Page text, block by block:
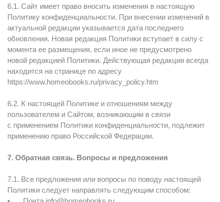
6.1. Сайт имеет право вносить изменения в настоящую
Политику конфиденциальности. При внесении изменений в
актуальной редакции указывается дата последнего
обновления. Новая редакция Политики вступает в силу с
момента ее размещения, если иное не предусмотрено
новой редакцией Политики. Действующая редакция всегда
находится на странице по адресу
https://www.homeobooks.ru/privacy_policy.htm
6.2. К настоящей Политике и отношениям между
пользователем и Сайтом, возникающим в связи
с применением Политики конфиденциальности, подлежит
применению право Российской Федерации.
7. Обратная связь. Вопросы и предложения
7.1. Все предложения или вопросы по поводу настоящей
Политики следует направлять следующим способом: